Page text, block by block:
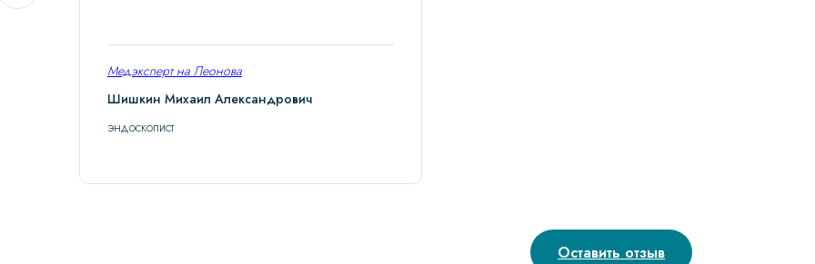
Медэксперт на Леонова
Шишкин Михаил Александрович
эндоскопист
Оставить отзыв